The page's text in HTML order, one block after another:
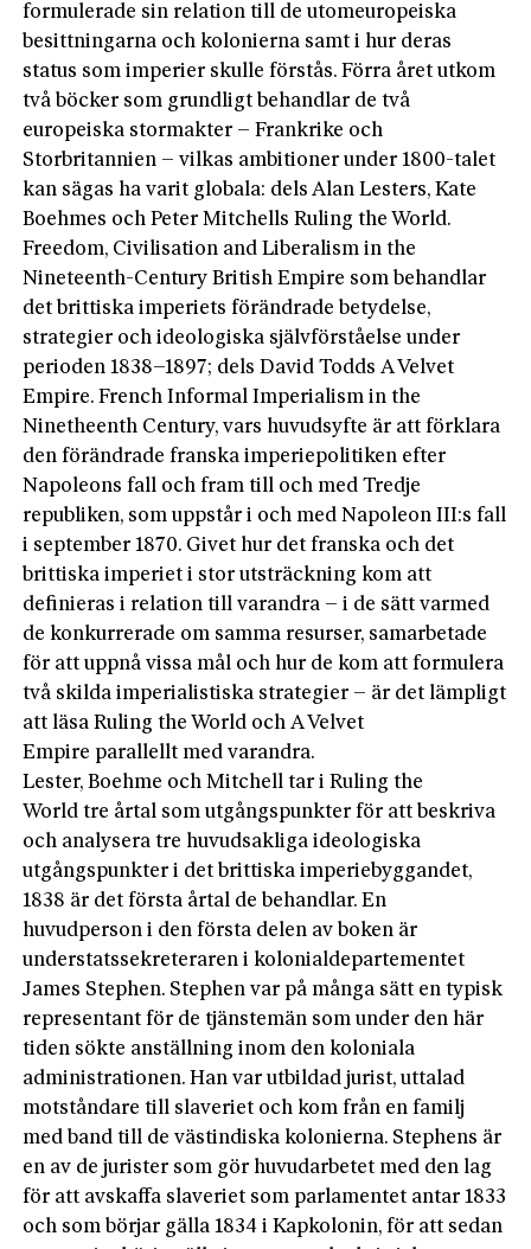
formulerade sin relation till de utomeuropeiska
besittningarna och kolonierna samt i hur deras
status som imperier skulle förstås. Förra året utkom
två böcker som grundligt behandlar de två
europeiska stormakter – Frankrike och
Storbritannien – vilkas ambitioner under 1800-talet
kan sägas ha varit globala: dels Alan Lesters, Kate
Boehmes och Peter Mitchells Ruling the World.
Freedom, Civilisation and Liberalism in the
Nineteenth-Century British Empire som behandlar
det brittiska imperiets förändrade betydelse,
strategier och ideologiska självförståelse under
perioden 1838–1897; dels David Todds A Velvet
Empire. French Informal Imperialism in the
Ninetheenth Century, vars huvudsyfte är att förklara
den förändrade franska imperiepolitiken efter
Napoleons fall och fram till och med Tredje
republiken, som uppstår i och med Napoleon III:s fall
i september 1870. Givet hur det franska och det
brittiska imperiet i stor utsträckning kom att
definieras i relation till varandra – i de sätt varmed
de konkurrerade om samma resurser, samarbetade
för att uppnå vissa mål och hur de kom att formulera
två skilda imperialistiska strategier – är det lämpligt
att läsa Ruling the World och A Velvet
Empire parallellt med varandra.
Lester, Boehme och Mitchell tar i Ruling the
World tre årtal som utgångspunkter för att beskriva
och analysera tre huvudsakliga ideologiska
utgångspunkter i det brittiska imperiebyggandet,
1838 är det första årtal de behandlar. En
huvudperson i den förs­ta delen av boken är
understatssekreteraren i kolonialdepartementet
James Stephen. Stephen var på många sätt en typisk
representant för de tjänstemän som under den här
tiden sökte anställning inom den koloniala
administrationen. Han var utbildad jurist, uttalad
motståndare till slaveriet och kom från en familj
med band till de västindiska kolonierna. Stephens är
en av de jurister som gör huvudarbetet med den lag
för att avskaffa slaveriet som parlamentet antar 1833
och som börjar gälla 1834 i Kapkolonin, för att sedan